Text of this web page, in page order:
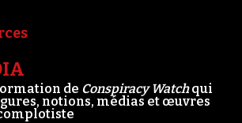
de Conspiracy Watchqui
notions, médias et œuvres